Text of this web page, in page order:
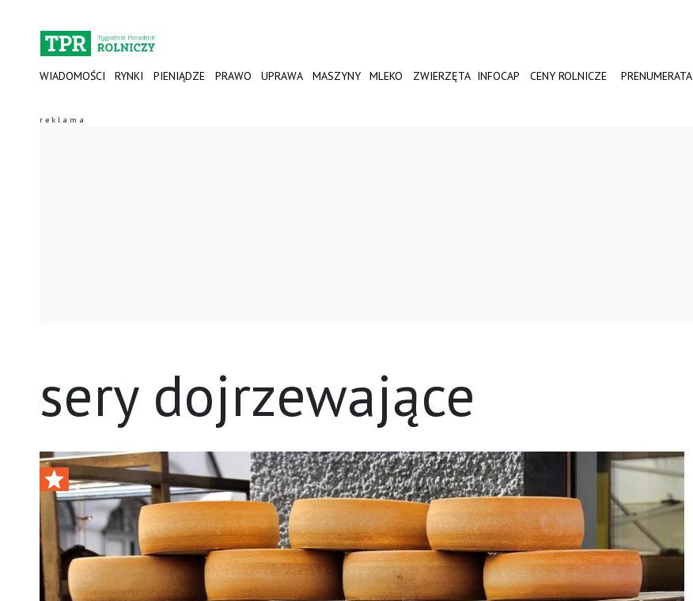
WIADOMOŚCI RYNKI PIENIĄDZE PRAWO UPRAWA MASZYNY MLEKO ZWIERZĘTA INFOCAP CENY ROLNICZE PRENUMERATA
sery dojrzewające